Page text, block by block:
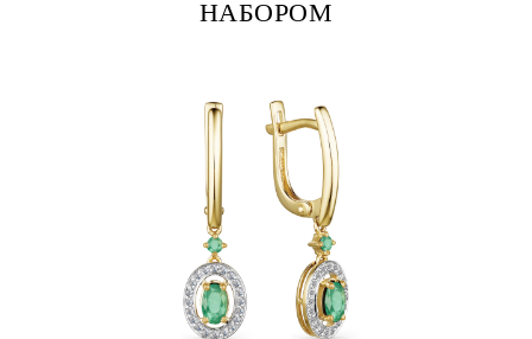
НАБОРОМ